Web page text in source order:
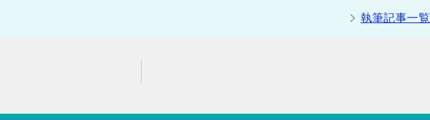
執筆記事一覧